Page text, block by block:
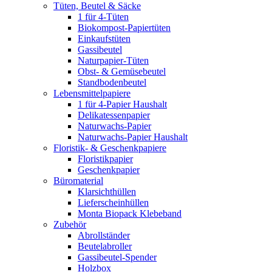
Tüten, Beutel & Säcke
1 für 4-Tüten
Biokompost-Papiertüten
Einkaufstüten
Gassibeutel
Naturpapier-Tüten
Obst- & Gemüsebeutel
Standbodenbeutel
Lebensmittelpapiere
1 für 4-Papier Haushalt
Delikatessenpapier
Naturwachs-Papier
Naturwachs-Papier Haushalt
Floristik- & Geschenkpapiere
Floristikpapier
Geschenkpapier
Büromaterial
Klarsichthüllen
Lieferscheinhüllen
Monta Biopack Klebeband
Zubehör
Abrollständer
Beutelabroller
Gassibeutel-Spender
Holzbox